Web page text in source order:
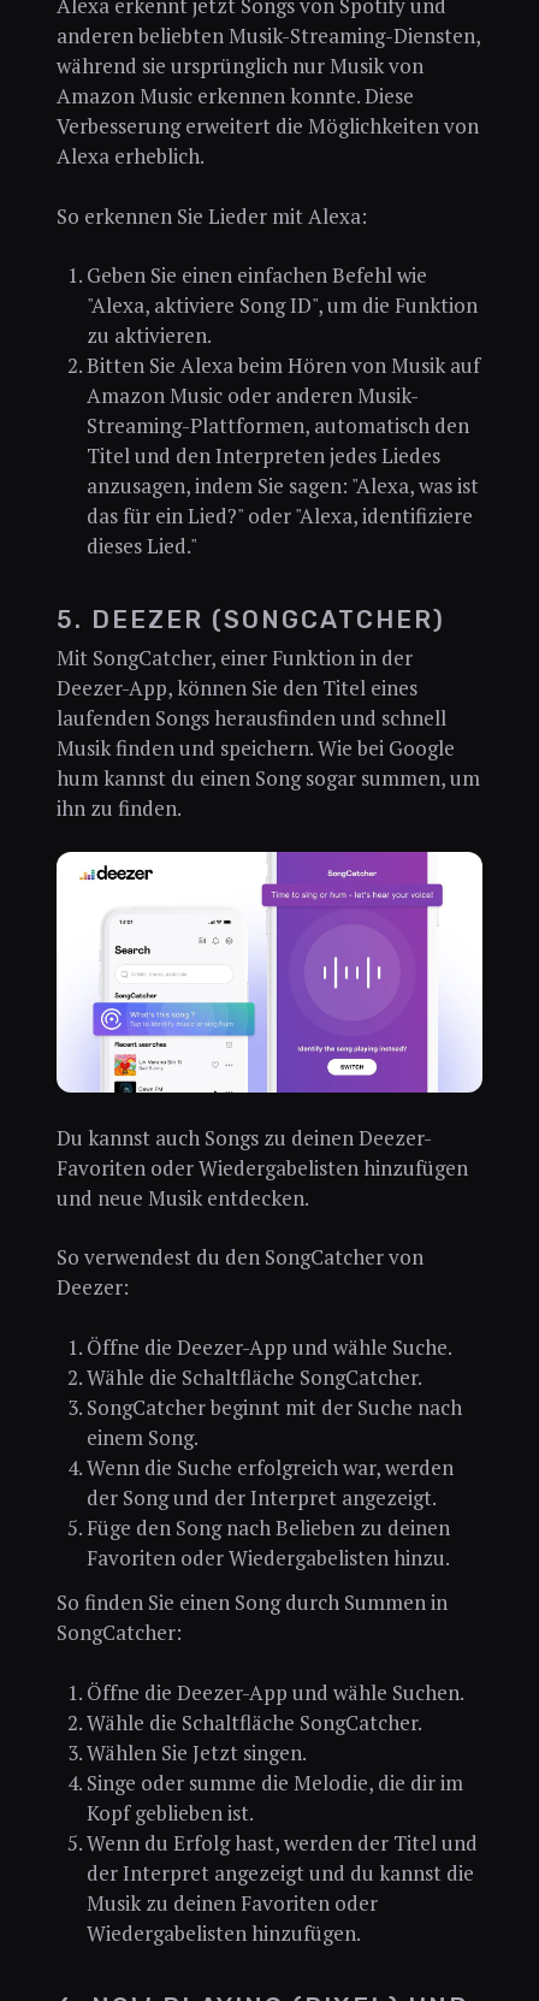
anderen beliebten Musik-Streaming-Diensten,
während sie ursprünglich nur Musik von
Amazon Music erkennen konnte. Diese
Verbesserung erweitert die Möglichkeiten von
Alexa erheblich.
So erkennen Sie Lieder mit Alexa:
Geben Sie einen einfachen Befehl wie
"Alexa, aktiviere Song ID", um die Funktion
zu aktivieren.
Bitten Sie Alexa beim Hören von Musik auf
Amazon Music oder anderen Musik-
Streaming-Plattformen, automatisch den
Titel und den Interpreten jedes Liedes
anzusagen, indem Sie sagen: "Alexa, was ist
das für ein Lied?" oder "Alexa, identifiziere
dieses Lied."
5. DEEZER (SONGCATCHER)
Mit SongCatcher, einer Funktion in der
Deezer-App, können Sie den Titel eines
laufenden Songs herausfinden und schnell
Musik finden und speichern. Wie bei Google
hum kannst du einen Song sogar summen, um
ihn zu finden.
Du kannst auch Songs zu deinen Deezer-
Favoriten oder Wiedergabelisten hinzufügen
und neue Musik entdecken.
So verwendest du den SongCatcher von
Deezer:
Öffne die Deezer-App und wähle Suche.
Wähle die Schaltfläche SongCatcher.
SongCatcher beginnt mit der Suche nach
einem Song.
Wenn die Suche erfolgreich war, werden
der Song und der Interpret angezeigt.
Füge den Song nach Belieben zu deinen
Favoriten oder Wiedergabelisten hinzu.
So finden Sie einen Song durch Summen in
SongCatcher:
Öffne die Deezer-App und wähle Suchen.
Wähle die Schaltfläche SongCatcher.
Wählen Sie Jetzt singen.
Singe oder summe die Melodie, die dir im
Kopf geblieben ist.
Wenn du Erfolg hast, werden der Titel und
der Interpret angezeigt und du kannst die
Musik zu deinen Favoriten oder
Wiedergabelisten hinzufügen.